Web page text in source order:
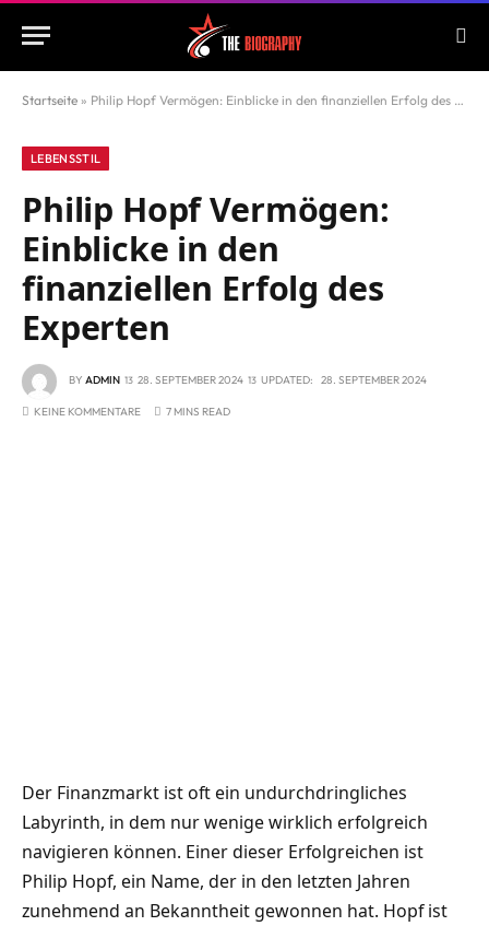
Startseite » Philip Hopf Vermögen: Einblicke in den finanziellen Erfolg des Experten
LEBENSSTIL
Philip Hopf Vermögen:
Einblicke in den
finanziellen Erfolg des
Experten
BY ADMIN 28. SEPTEMBER 2024 UPDATED: 28. SEPTEMBER 2024
KEINE KOMMENTARE 7 MINS READ
Der Finanzmarkt ist oft ein undurchdringliches
Labyrinth, in dem nur wenige wirklich erfolgreich
navigieren können. Einer dieser Erfolgreichen ist
Philip Hopf, ein Name, der in den letzten Jahren
zunehmend an Bekanntheit gewonnen hat. Hopf ist